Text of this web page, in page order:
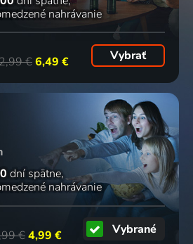
nahrávanie
€6,49 € Vybrať
dní spätne
nahrávanie
€4,99 € Vybrané